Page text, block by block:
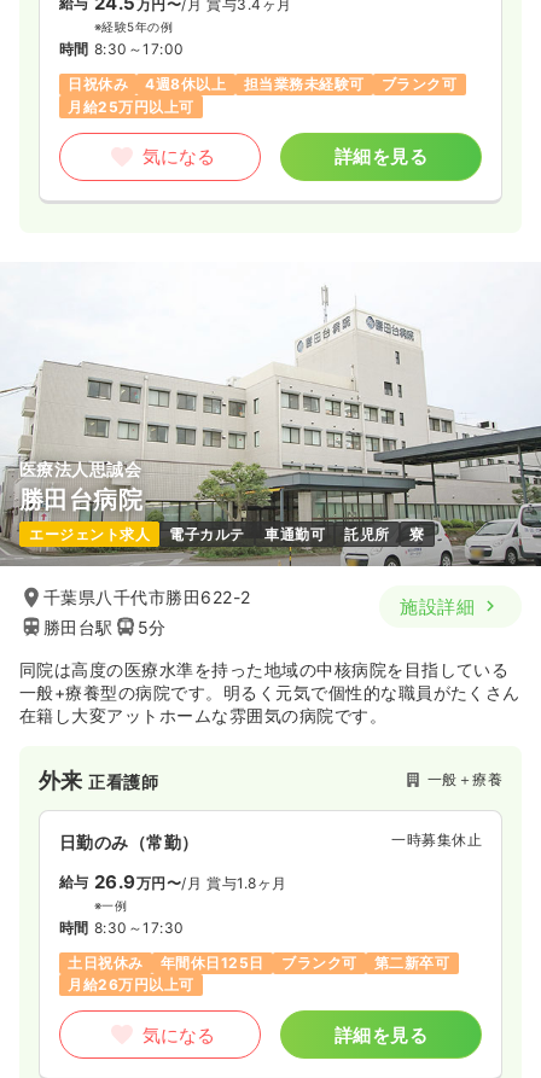
万円〜/月 賞与3.4ヶ月
※経験5年の例
時間 8:30～17:00
日祝休み
4週8休以上 担当業務未経験可
ブランク可
月給25万円以上可
気になる 詳細を見る
医療法人思誠会
勝田台病院
エージェント求人 電子カルテ 車通勤可 託児所 寮
千葉県八千代市勝田622-2
勝田台駅
5分
施設詳細
同院は高度の医療水準を持った地域の中核病院を目指している
一般+療養型の病院です。明るく元気で個性的な職員がたくさん
在籍し大変アットホームな雰囲気の病院です。
外来正看護師 一般＋療養
日勤のみ（常勤） 一時募集休止
給与 26.9万円〜/月 賞与1.8ヶ月
※一例
時間 8:30～17:30
土日祝休み
年間休日125日 ブランク可
第二新卒可
月給26万円以上可
気になる 詳細を見る